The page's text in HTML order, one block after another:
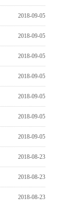
2018-09-05
2018-09-05
2018-09-05
2018-09-05
2018-09-05
2018-09-05
2018-09-05
2018-08-23
2018-08-23
2018-08-23